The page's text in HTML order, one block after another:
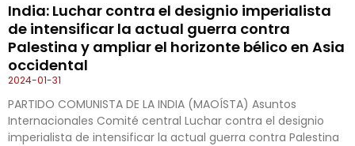
India: Luchar contra el designio imperialista
de intensificar la actual guerra contra
Palestina y ampliar el horizonte bélico en Asia
occidental
2024-01-31
PARTIDO COMUNISTA DE LA INDIA (MAOÍSTA) Asuntos
Internacionales Comité central Luchar contra el designio
imperialista de intensificar la actual guerra contra Palestina